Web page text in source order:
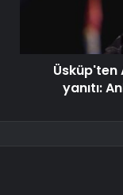
yanıtı: